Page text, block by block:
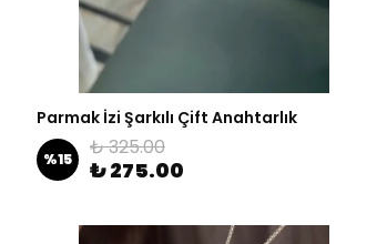
Parmak İzi Şarkılı Çift Anahtarlık
%15 ₺ 325.00
₺ 275.00